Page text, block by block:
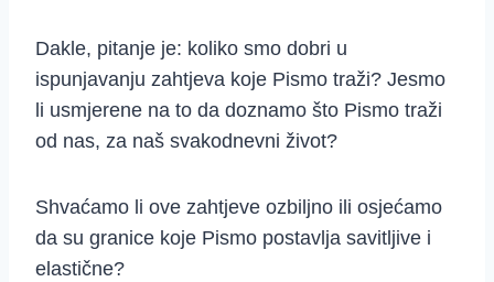
Dakle, pitanje je: koliko smo dobri u
ispunjavanju zahtjeva koje Pismo traži? Jesmo
li usmjerene na to da doznamo što Pismo traži
od nas, za naš svakodnevni život?
Shvaćamo li ove zahtjeve ozbiljno ili osjećamo
da su granice koje Pismo postavlja savitljive i
elastične?